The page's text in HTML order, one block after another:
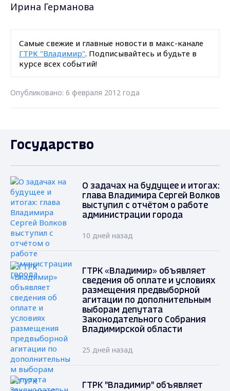
Ирина Германова
Самые свежие и главные новости в макс-канале
ГТРК "Владимир". Подписывайтесь и будьте в
курсе всех событий!
Опубликовано: 6 февраля 2012 года
Государство
О задачах на будущее и итогах:
глава Владимира Сергей Волков
выступил с отчётом о работе
администрации города
10 дней назад
ГТРК «Владимир» объявляет
сведения об оплате и условиях
размещения предвыборной
агитации по дополнительным
выборам депутата
Законодательного Собрания
Владимирской области
25 дней назад
ГТРК "Владимир" объявляет